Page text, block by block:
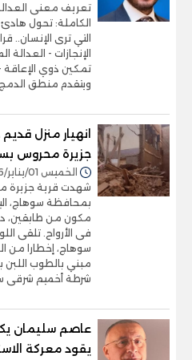
تعريف معنى
الكاملة: تحول
التي ترى
الإنجازات - العدالة
تمكين ذوي الإعاقة
ويتقدم منطق
انهيار منزل
جزيرة محروس
الخميس 01/يناير/2026 - 04:13 م
شهدت قرية جزيرة
بمحافظة سوهاج،
مكون من طابقين،
فى الأرواح. تلقى
سوهاج، إخطارا من
مبني بالطوب اللبن
شرطة أخميم شرقى
عاصم سليمان
يقود معركة